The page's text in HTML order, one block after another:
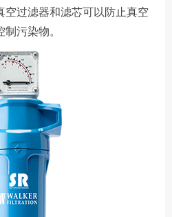
空过滤器和滤芯可以防止真空
污染物。